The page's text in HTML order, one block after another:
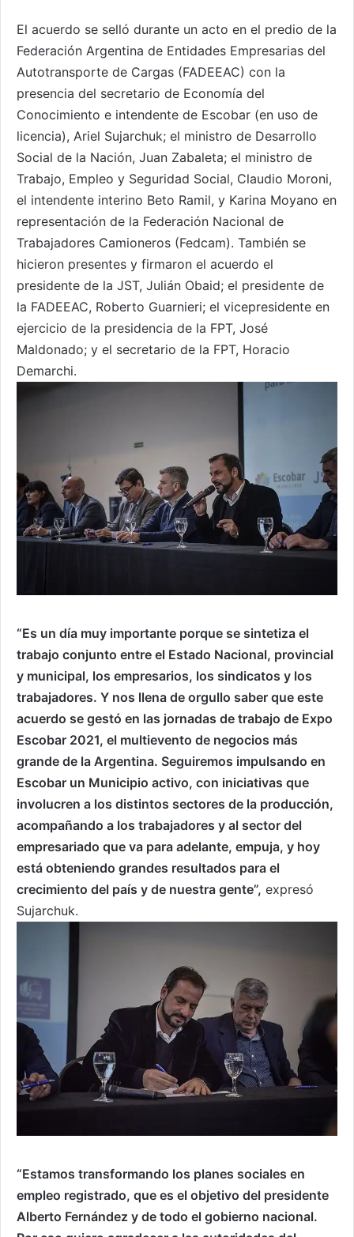
El acuerdo se selló durante un acto en el predio de la
Federación Argentina de Entidades Empresarias del
Autotransporte de Cargas (FADEEAC) con la
presencia del secretario de Economía del
Conocimiento e intendente de Escobar (en uso de
licencia), Ariel Sujarchuk; el ministro de Desarrollo
Social de la Nación, Juan Zabaleta; el ministro de
Trabajo, Empleo y Seguridad Social, Claudio Moroni,
el intendente interino Beto Ramil, y Karina Moyano en
representación de la Federación Nacional de
Trabajadores Camioneros (Fedcam). También se
hicieron presentes y firmaron el acuerdo el
presidente de la JST, Julián Obaid; el presidente de
la FADEEAC, Roberto Guarnieri; el vicepresidente en
ejercicio de la presidencia de la FPT, José
Maldonado; y el secretario de la FPT, Horacio
Demarchi.
“Es un día muy importante porque se sintetiza el
trabajo conjunto entre el Estado Nacional, provincial
y municipal, los empresarios, los sindicatos y los
trabajadores. Y nos llena de orgullo saber que este
acuerdo se gestó en las jornadas de trabajo de Expo
Escobar 2021, el multievento de negocios más
grande de la Argentina. Seguiremos impulsando en
Escobar un Municipio activo, con iniciativas que
involucren a los distintos sectores de la producción,
acompañando a los trabajadores y al sector del
empresariado que va para adelante, empuja, y hoy
está obteniendo grandes resultados para el
crecimiento del país y de nuestra gente”, expresó
Sujarchuk.
“Estamos transformando los planes sociales en
empleo registrado, que es el objetivo del presidente
Alberto Fernández y de todo el gobierno nacional.